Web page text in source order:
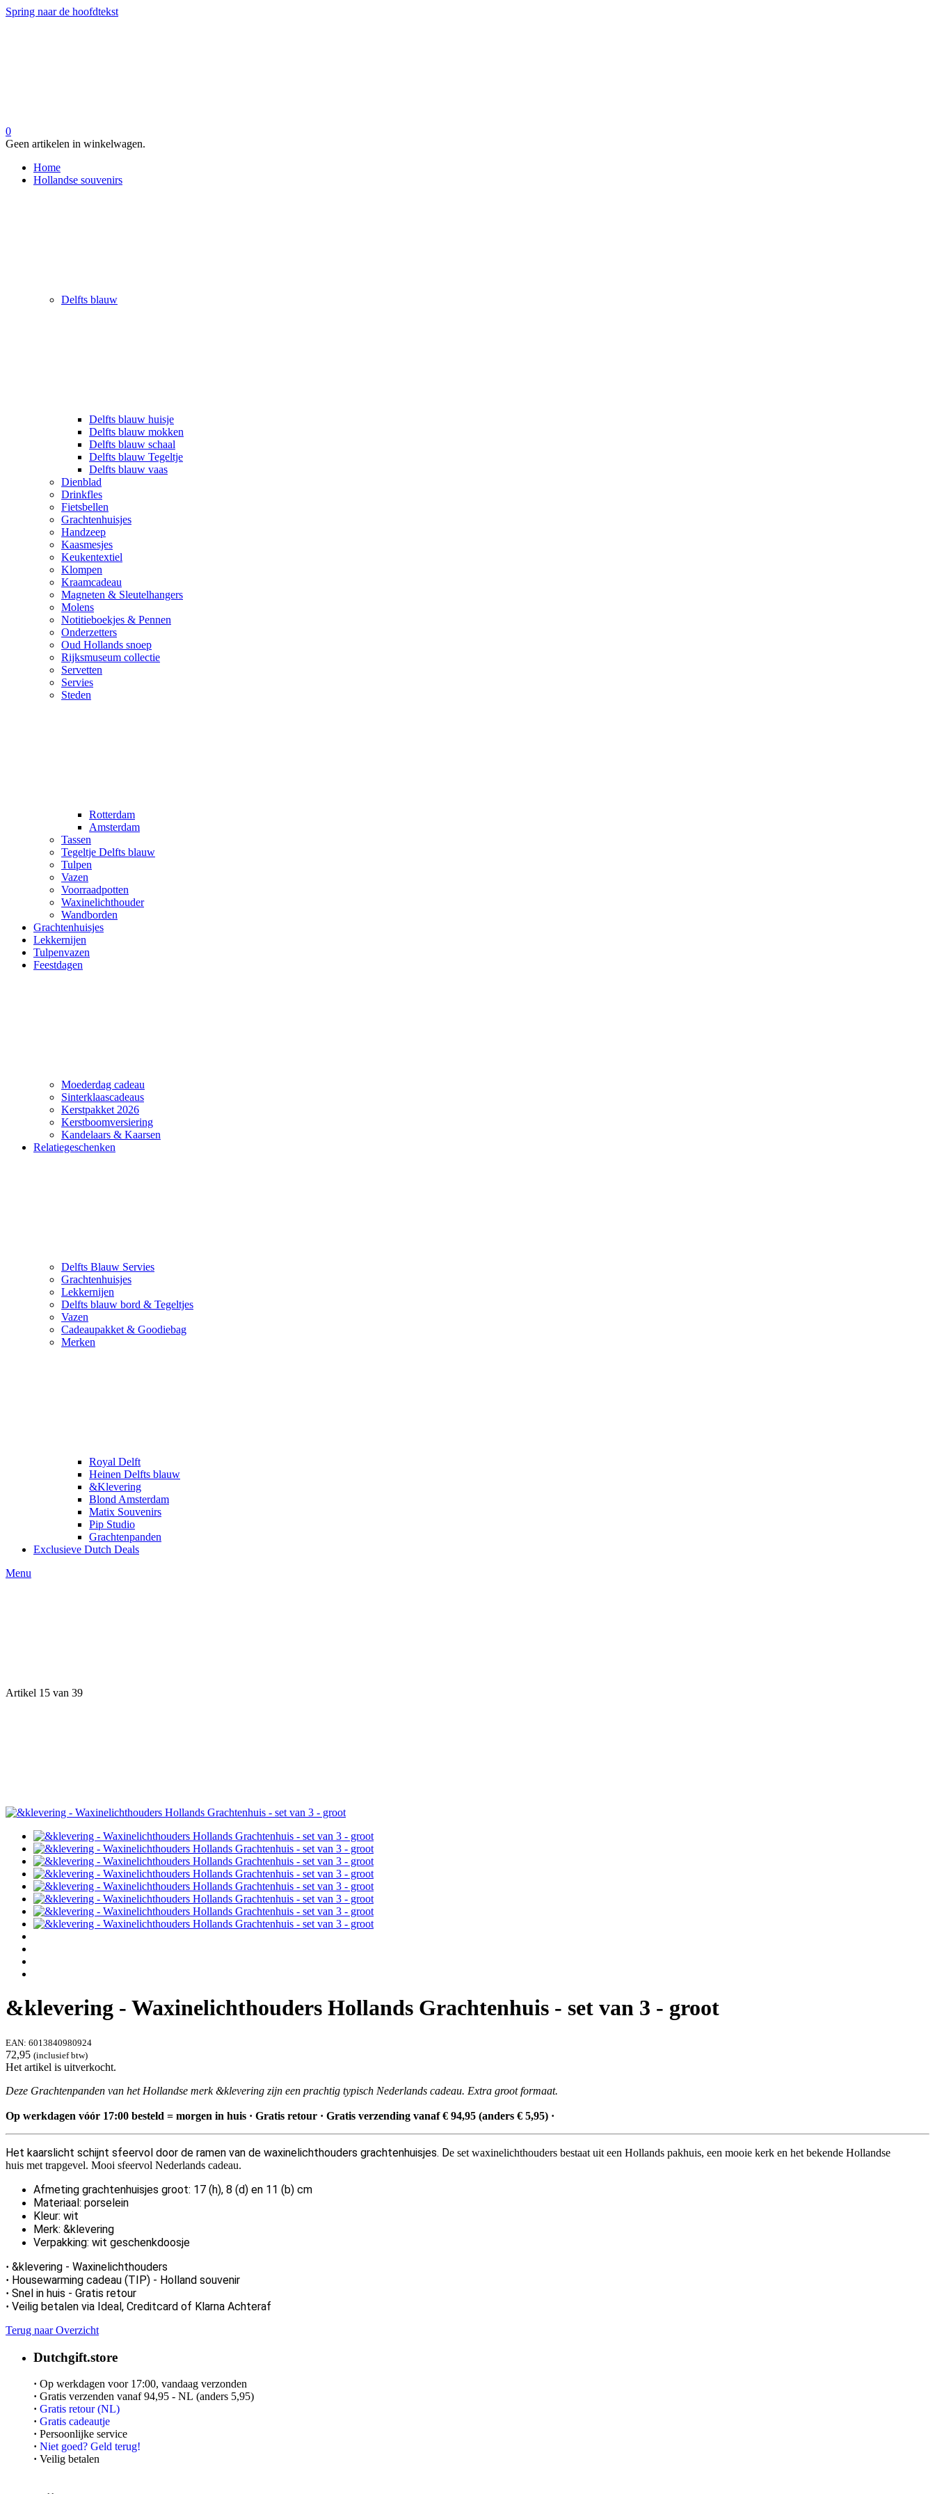
Spring naar de hoofdtekst
0
Geen artikelen in winkelwagen.
Home
Hollandse souvenirs
Delfts blauw
Delfts blauw huisje
Delfts blauw mokken
Delfts blauw schaal
Delfts blauw Tegeltje
Delfts blauw vaas
Dienblad
Drinkfles
Fietsbellen
Grachtenhuisjes
Handzeep
Kaasmesjes
Keukentextiel
Klompen
Kraamcadeau
Magneten & Sleutelhangers
Molens
Notitieboekjes & Pennen
Onderzetters
Oud Hollands snoep
Rijksmuseum collectie
Servetten
Servies
Steden
Rotterdam
Amsterdam
Tassen
Tegeltje Delfts blauw
Tulpen
Vazen
Voorraadpotten
Waxinelichthouder
Wandborden
Grachtenhuisjes
Lekkernijen
Tulpenvazen
Feestdagen
Moederdag cadeau
Sinterklaascadeaus
Kerstpakket 2026
Kerstboomversiering
Kandelaars & Kaarsen
Relatiegeschenken
Delfts Blauw Servies
Grachtenhuisjes
Lekkernijen
Delfts blauw bord & Tegeltjes
Vazen
Cadeaupakket & Goodiebag
Merken
Royal Delft
Heinen Delfts blauw
&Klevering
Blond Amsterdam
Matix Souvenirs
Pip Studio
Grachtenpanden
Exclusieve Dutch Deals
Menu
Artikel 15 van 39
&klevering - Waxinelichthouders Hollands Grachtenhuis - set van 3 - groot
EAN: 6013840980924
72,95 (inclusief btw)
Het artikel is uitverkocht.
Deze Grachtenpanden van het Hollandse merk &klevering zijn een prachtig typisch Nederlands cadeau. Extra groot formaat.
Op werkdagen vóór 17:00 besteld = morgen in huis · Gratis retour · Gratis verzending vanaf € 94,95 (anders € 5,95) ·
Het kaarslicht schijnt sfeervol door de ramen van de waxinelichthouders grachtenhuisjes. De set waxinelichthouders bestaat uit een Hollands pakhuis, een mooie kerk en het bekende Hollandse
huis met trapgevel. Mooi sfeervol Nederlands cadeau.
Afmeting grachtenhuisjes groot: 17 (h), 8 (d) en 11 (b) cm
Materiaal: porselein
Kleur: wit
Merk: &klevering
Verpakking: wit geschenkdoosje
· &klevering - Waxinelichthouders
· Housewarming cadeau (TIP) - Holland souvenir
· Snel in huis - Gratis retour
· Veilig betalen via Ideal, Creditcard of Klarna Achteraf
Terug naar Overzicht
Dutchgift.store
· Op werkdagen voor 17:00, vandaag verzonden
· Gratis verzenden vanaf 94,95 - NL (anders 5,95)
· Gratis retour (NL)
· Gratis cadeautje
· Persoonlijke service
· Niet goed? Geld terug!
· Veilig betalen